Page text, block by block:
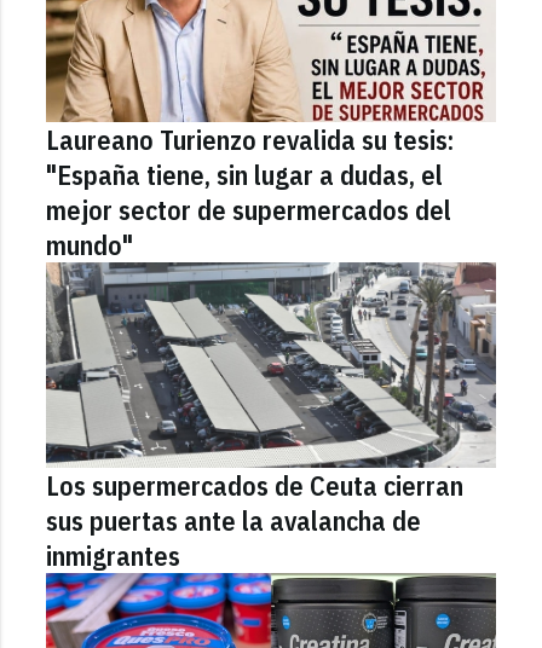
Laureano Turienzo revalida su tesis:
"España tiene, sin lugar a dudas, el
mejor sector de supermercados del
mundo"
Los supermercados de Ceuta cierran
sus puertas ante la avalancha de
inmigrantes